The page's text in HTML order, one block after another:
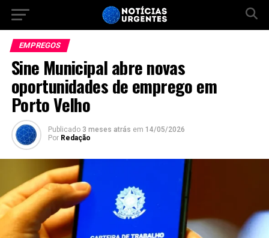
EMPREGOS
Sine Municipal abre novas
oportunidades de emprego em
Porto Velho
Publicado 3 meses atrás em 14/05/2026
Por Redação